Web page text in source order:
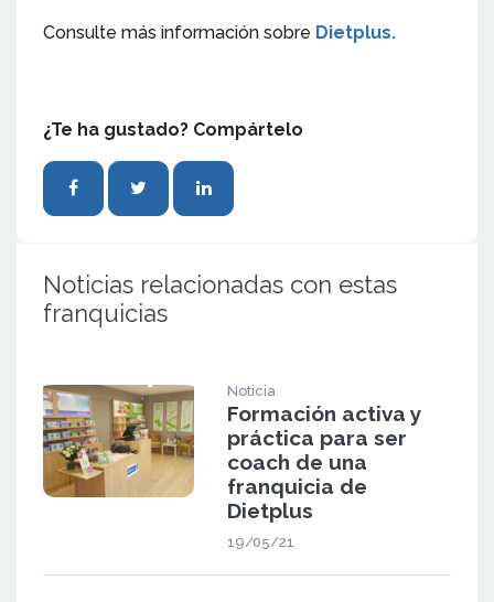
Consulte más información sobre Dietplus.
¿Te ha gustado? Compártelo
Noticias relacionadas con estas
franquicias
Noticia
Formación activa y
práctica para ser
coach de una
franquicia de
Dietplus
19/05/21